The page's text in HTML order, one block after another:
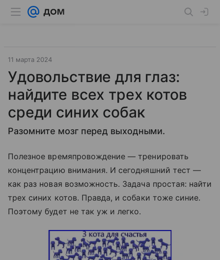
11 марта 2024
Удовольствие для глаз:
найдите всех трех котов
среди синих собак
Разомните мозг перед выходными.
Полезное времяпровождение — тренировать
концентрацию внимания. И сегодняшний тест —
как раз новая возможность. Задача простая: найти
трех синих котов. Правда, и собаки тоже синие.
Поэтому будет не так уж и легко.